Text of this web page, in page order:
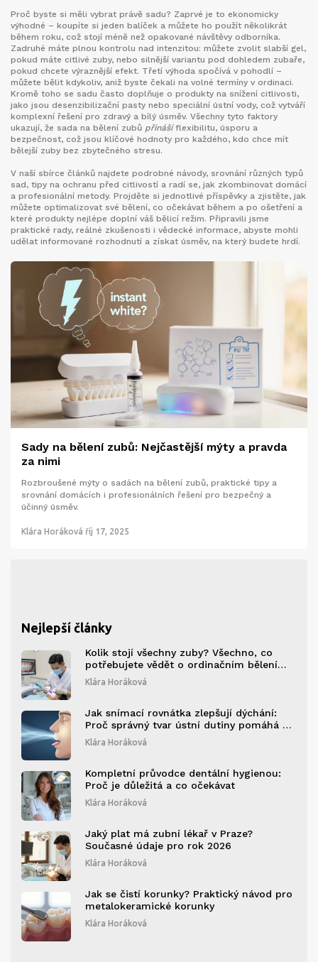
Proč byste si měli vybrat právě sadu? Zaprvé je to ekonomicky
výhodné – koupíte si jeden balíček a můžete ho použít několikrát
během roku, což stojí méně než opakované návštěvy odborníka.
Zadruhé máte plnou kontrolu nad intenzitou: můžete zvolit slabší gel,
pokud máte citlivé zuby, nebo silnější variantu pod dohledem zubaře,
pokud chcete výraznější efekt. Třetí výhoda spočívá v pohodlí –
můžete bělit kdykoliv, aniž byste čekali na volné termíny v ordinaci.
Kromě toho se sadu často doplňuje o produkty na snížení citlivosti,
jako jsou desenzibilizační pasty nebo speciální ústní vody, což vytváří
komplexní řešení pro zdravý a bílý úsměv. Všechny tyto faktory
ukazují, že sada na bělení zubů přinášíflexibilitu, úsporu a
bezpečnost, což jsou klíčové hodnoty pro každého, kdo chce mít
bělejší zuby bez zbytečného stresu.
V naší sbírce článků najdete podrobné návody, srovnání různých typů
sad, tipy na ochranu před citlivostí a radí se, jak zkombinovat domácí
a profesionální metody. Projděte si jednotlivé příspěvky a zjistěte, jak
můžete optimalizovat své bělení, co očekávat během a po ošetření a
které produkty nejlépe doplní váš bělicí režim. Připravili jsme
praktické rady, reálné zkušenosti i vědecké informace, abyste mohli
udělat informované rozhodnutí a získat úsměv, na který budete hrdí.
Sady na bělení zubů: Nejčastější mýty a pravda
za nimi
Rozbroušené mýty o sadách na bělení zubů, praktické tipy a
srovnání domácích i profesionálních řešení pro bezpečný a
účinný úsměv.
Klára Horáková říj 17, 2025
Nejlepší články
Kolik stojí všechny zuby? Všechno, co
potřebujete vědět o ordinačním bělení
zubů v roce 2026
Klára Horáková
Jak snímací rovnátka zlepšují dýchání:
Proč správný tvar ústní dutiny pomáhá při
spánkové apnoe a alergii
Klára Horáková
Kompletní průvodce dentální hygienou:
Proč je důležitá a co očekávat
Klára Horáková
Jaký plat má zubní lékař v Praze?
Současné údaje pro rok 2026
Klára Horáková
Jak se čistí korunky? Praktický návod pro
metalokeramické korunky
Klára Horáková